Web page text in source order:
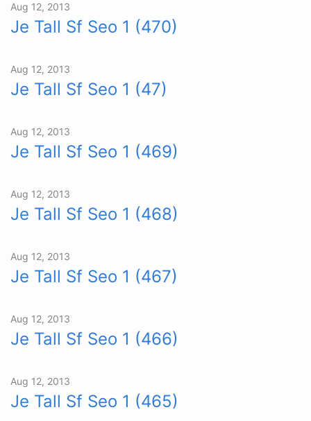
Aug 12, 2013
Je Tall Sf Seo 1 (470)
Aug 12, 2013
Je Tall Sf Seo 1 (47)
Aug 12, 2013
Je Tall Sf Seo 1 (469)
Aug 12, 2013
Je Tall Sf Seo 1 (468)
Aug 12, 2013
Je Tall Sf Seo 1 (467)
Aug 12, 2013
Je Tall Sf Seo 1 (466)
Aug 12, 2013
Je Tall Sf Seo 1 (465)